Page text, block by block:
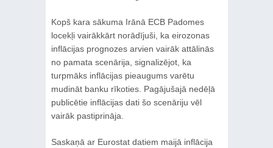
Kopš kara sākuma Irānā ECB Padomes
locekļi vairākkārt norādījuši, ka eirozonas
inflācijas prognozes arvien vairāk attālinās
no pamata scenārija, signalizējot, ka
turpmāks inflācijas pieaugums varētu
mudināt banku rīkoties. Pagājušajā nedēļā
publicētie inflācijas dati šo scenāriju vēl
vairāk pastiprināja.
Saskaņā ar Eurostat datiem maijā inflācija